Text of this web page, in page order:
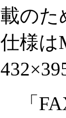
載のた
仕様は
「